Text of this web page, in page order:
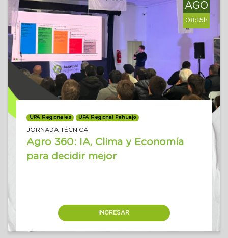
AGO
08:15h
UPA Regionales UPA Regional Pehuajo
JORNADA TÉCNICA
Agro 360: IA, Clima y Economía
para decidir mejor
INGRESAR